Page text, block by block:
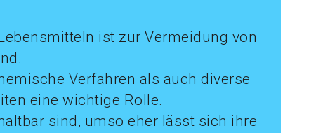
ist zur Vermeidung von
Verfahren als auch diverse
eine wichtige Rolle.
sind, umso eher lässt sich ihre